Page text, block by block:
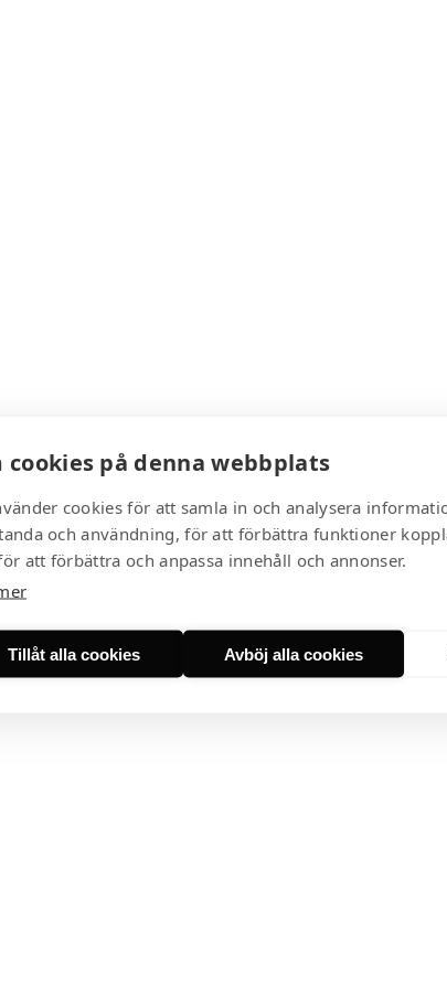
cookies på denna webbplats
cookies för att samla in och analysera
och användning, för att förbättra funktioner
att förbättra och anpassa innehåll och annonser.
Tillåt alla cookies Avböj alla cookies
på något
Besök vår informationssida om Åre